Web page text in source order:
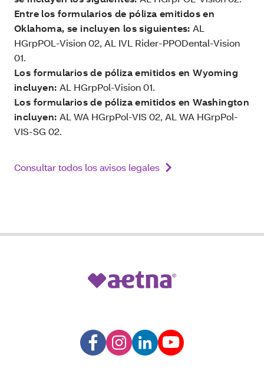
Entre los formularios de póliza emitidos en
Oklahoma, se incluyen los siguientes: AL
HGrpPOL-Vision 02, AL IVL Rider-PPODental-Vision
01.
Los formularios de póliza emitidos en Wyoming
incluyen: AL HGrpPol-Vision 01.
Los formularios de póliza emitidos en Washington
incluyen: AL WA HGrpPol-VIS 02, AL WA HGrpPol-
VIS-SG 02.
Consultar todos los avisos legales